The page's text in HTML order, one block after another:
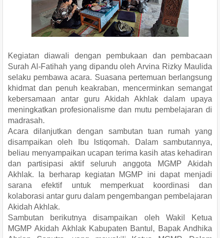
Kegiatan diawali dengan pembukaan dan pembacaan
Surah Al-Fatihah yang dipandu oleh Arvina Rizky Maulida
selaku pembawa acara. Suasana pertemuan berlangsung
khidmat dan penuh keakraban, mencerminkan semangat
kebersamaan antar guru Akidah Akhlak dalam upaya
meningkatkan profesionalisme dan mutu pembelajaran di
madrasah.
Acara dilanjutkan dengan sambutan tuan rumah yang
disampaikan oleh Ibu Istiqomah. Dalam sambutannya,
beliau menyampaikan ucapan terima kasih atas kehadiran
dan partisipasi aktif seluruh anggota MGMP Akidah
Akhlak. Ia berharap kegiatan MGMP ini dapat menjadi
sarana efektif untuk memperkuat koordinasi dan
kolaborasi antar guru dalam pengembangan pembelajaran
Akidah Akhlak.
Sambutan berikutnya disampaikan oleh Wakil Ketua
MGMP Akidah Akhlak Kabupaten Bantul, Bapak Andhika